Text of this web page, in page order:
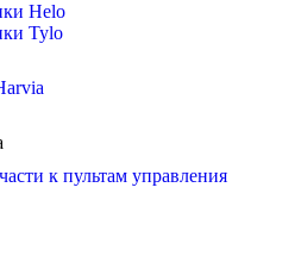
Helo
Tylo
к пультам управления